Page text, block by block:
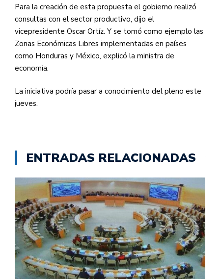
Para la creación de esta propuesta el gobierno realizó
consultas con el sector productivo, dijo el
vicepresidente Oscar Ortíz. Y se tomó como ejemplo las
Zonas Económicas Libres implementadas en países
como Honduras y México, explicó la ministra de
economía.
La iniciativa podría pasar a conocimiento del pleno este
jueves.
ENTRADAS RELACIONADAS